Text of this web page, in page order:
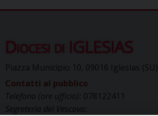
Diocesi di IGLESIAS
Piazza Municipio 10, 09016 Iglesias (SU)
Contatti al pubblico
Telefono (ore ufficio): 078122411
Segreteria del Vescovo: